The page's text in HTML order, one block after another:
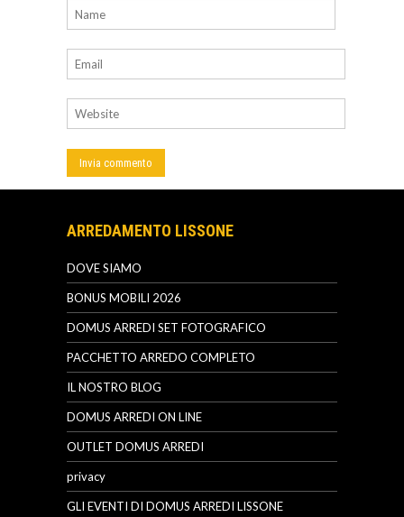
ARREDAMENTO LISSONE
DOVE SIAMO
BONUS MOBILI 2026
DOMUS ARREDI SET FOTOGRAFICO
PACCHETTO ARREDO COMPLETO
IL NOSTRO BLOG
DOMUS ARREDI ON LINE
OUTLET DOMUS ARREDI
privacy
GLI EVENTI DI DOMUS ARREDI LISSONE